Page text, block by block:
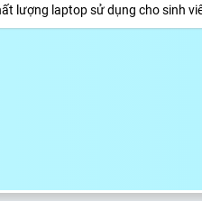
lượng laptop sử dụng cho sinh